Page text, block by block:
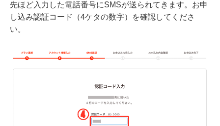
先ほど入力した電話番号にSMSが送られてきます。お申
し込み認証コード（4ケタの数字）を確認してくださ
い。